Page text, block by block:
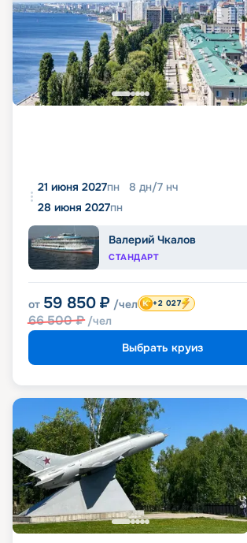
21 июня 2027пн 8 дн/7 нч
28 июня 2027пн
Валерий Чкалов
СТАНДАРТ
от 59 850 ₽ /чел
66 500₽ /чел
+2 027
Выбрать круиз